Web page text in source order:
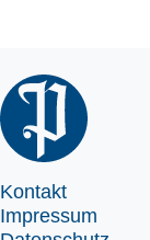
Kontakt
Impressum